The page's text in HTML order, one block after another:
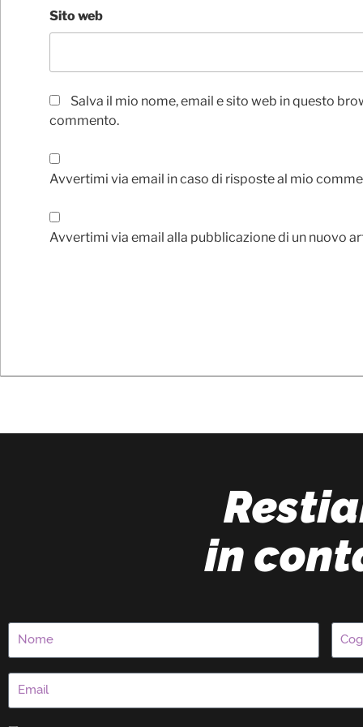
Sito web
Salva il mio nome, email e sito web in questo
commento.
Avvertimi via email in caso di risposte al mio
Avvertimi via email alla pubblicazione di un nuovo
in